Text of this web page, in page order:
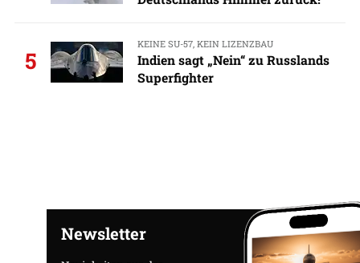
5
KEINE SU-57, KEIN LIZENZBAU
Indien sagt „Nein“ zu Russlands
Superfighter
Newsletter